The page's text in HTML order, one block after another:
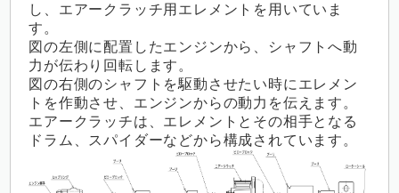
し、エアークラッチ用エレメントを用いていま
す。
図の左側に配置したエンジンから、シャフトへ動
力が伝わり回転します。
図の右側のシャフトを駆動させたい時にエレメン
トを作動させ、エンジンからの動力を伝えます。
エアークラッチは、エレメントとその相手となる
ドラム、スパイダーなどから構成されています。